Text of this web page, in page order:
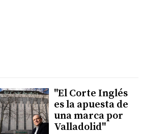
"El Corte Inglés
es la apuesta de
una marca por
Valladolid"